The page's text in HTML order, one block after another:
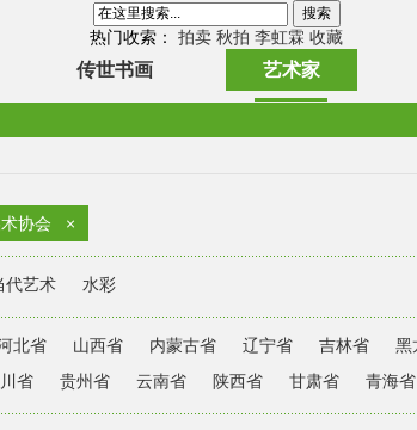
热门收索： 拍卖 秋拍 李虹霖 收藏
传世书画 艺术家
协会 ×
代艺术 水彩
北省 山西省 内蒙古省 辽宁省 吉林省 黑
省 贵州省 云南省 陕西省 甘肃省 青海省